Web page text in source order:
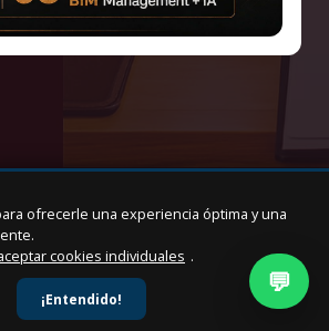
¡Inscripción gratuita!
💬
ofrecerle una experiencia óptima y una
cookies individuales .
¡Entendido!